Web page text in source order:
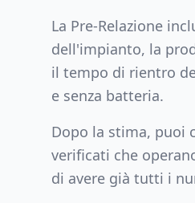
La Pre-Relazione
dell'impianto, la
il tempo di rientro
e senza batteria.
Dopo la stima, puoi
verificati che
di avere già tutti i